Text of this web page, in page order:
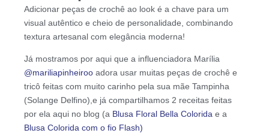
Adicionar peças de crochê ao look é a chave para um
visual autêntico e cheio de personalidade, combinando
textura artesanal com elegância moderna!
Já mostramos por aqui que a influenciadora Marília
@mariliapinheiroo adora usar muitas peças de crochê e
tricô feitas com muito carinho pela sua mãe Tampinha
(Solange Delfino),e já compartilhamos 2 receitas feitas
por ela aqui no blog (a Blusa Floral Bella Colorida e a
Blusa Colorida com o fio Flash)